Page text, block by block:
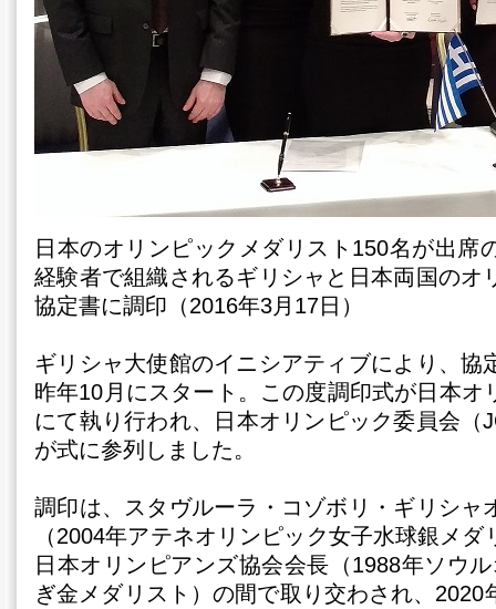
日本のオリンピックメダリスト150名が出席
経験者で組織されるギリシャと日本両国のオ
協定書に調印（2016年3月17日）
ギリシャ大使館のイニシアティブにより、協
昨年10月にスタート。この度調印式が日本オ
にて執り行われ、日本オリンピック委員会（
が式に参列しました。
調印は、スタヴルーラ・コゾボリ・ギリシャ
（2004年アテネオリンピック女子水球銀メ
日本オリンピアンズ協会会長（1988年ソウ
ぎ金メダリスト）の間で取り交わされ、2020